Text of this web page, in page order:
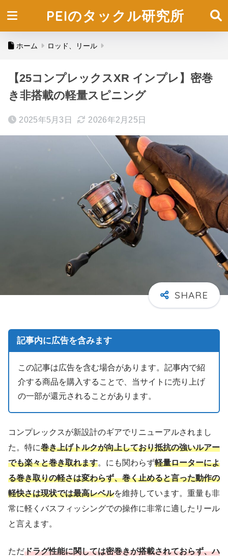
PEIのタックル研究所
ホーム ロッド、リール
【25コンプレックスXR インプレ】密巻
き非搭載の軽量スピニング
2025年5月3日 2026年2月25日
記事内に広告を含みます
この記事は広告を含む場合があります。記事内で紹
介する商品を購入することで、当サイトに売り上げ
の一部が還元されることがあります。
コンプレックスが新設計のギアでリニューアルされまし
た。特に巻き上げトルクが向上しており抵抗の強いルアー
でも楽々と巻き取れます。にも関わらず軽量ローターによ
る巻き取りの軽さは変わらず、巻く止めると言った動作の
軽快さは現状では最高レベルを維持しています。重量も非
常に軽くバスフィッシングでの操作に非常に適したリール
と言えます。
ただドラグ性能に関しては密巻きが搭載されておらず、ハ